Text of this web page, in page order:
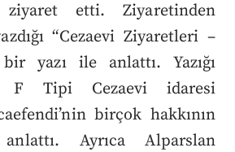
ziyaret etti. Ziyaretinden
“Cezaevi Ziyaretleri –
yazı ile anlattı. Yazığı
F Tipi Cezaevi idaresi
birçok hakkının
anlattı. Ayrıca Alparslan